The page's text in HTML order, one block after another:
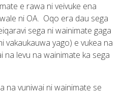
e rawa ni veivuke ena
ni OA. Oqo era dau sega
sega ni wainimate gaga
vakaukauwa yago) e vukea na
na levu na wainimate ka sega
na vuniwai ni wainimate se